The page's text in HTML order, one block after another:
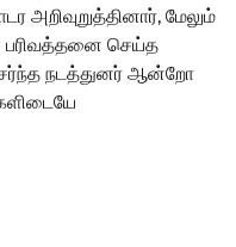
மேலும்
செய்த
நடத்துனர் ஆன்றோ